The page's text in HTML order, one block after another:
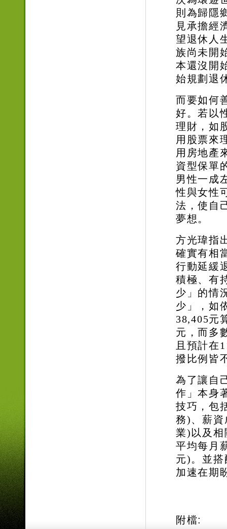
則為歸隱
見承擔經
望退休人
族尚未開
本還沒開
始規劃退
而要如何
好。若以
理財，如
用股票來
用房地產
資型保單
男性一成
性與女性
法，使自
夢想。
方光瑋指
確實有相
行動延緩
積極、有
少」的情
少」，如
38,405元
元，而多
且預計在
撥比例皆
為了讓自
作」本身
技巧，包
務)、薪
業) 以及
平均每月
元)。並
加速在期
附檔: